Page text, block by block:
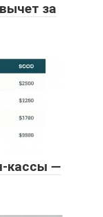
за
кассы —